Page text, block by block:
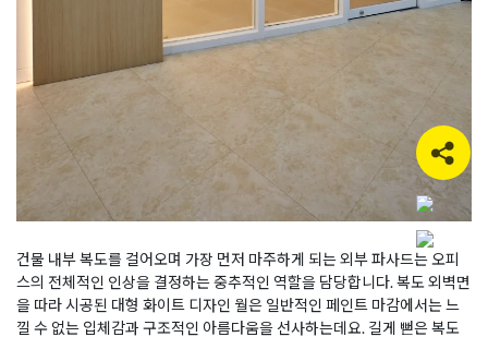
건물 내부 복도를 걸어오며 가장 먼저 마주하게 되는 외부 파사드는 오피
스의 전체적인 인상을 결정하는 중추적인 역할을 담당합니다. 복도 외벽면
을 따라 시공된 대형 화이트 디자인 월은 일반적인 페인트 마감에서는 느
낄 수 없는 입체감과 구조적인 아름다움을 선사하는데요. 길게 뻗은 복도